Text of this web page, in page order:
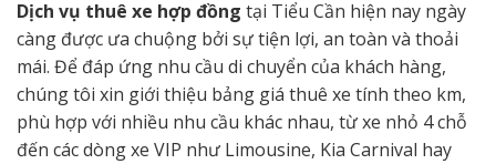
Dịch vụ thuê xe hợp đồng tại Tiểu Cần hiện nay ngày
càng được ưa chuộng bởi sự tiện lợi, an toàn và thoải
mái. Để đáp ứng nhu cầu di chuyển của khách hàng,
chúng tôi xin giới thiệu bảng giá thuê xe tính theo km,
phù hợp với nhiều nhu cầu khác nhau, từ xe nhỏ 4 chỗ
đến các dòng xe VIP như Limousine, Kia Carnival hay